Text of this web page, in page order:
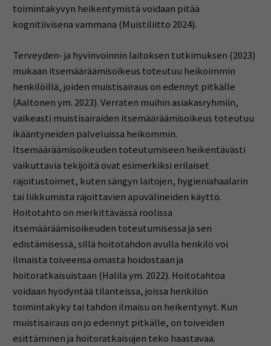
toimintakyvyn heikentymistä voidaan pitää
kognitiivisena vammana (Muistiliitto 2024).
Terveyden- ja hyvinvoinnin laitoksen tutkimuksen (2023)
mukaan itsemääräämisoikeus toteutuu heikoimmin
henkilöillä, joiden muistisairaus on edennyt pitkälle
(Aaltonen ym. 2023). Verraten muihin asiakasryhmiin,
vaikeasti muistisairaiden itsemääräämisoikeus toteutuu
ikääntyneiden palveluissa heikommin.
Itsemääräämisoikeuden toteutumiseen heikentävästi
vaikuttavia tekijöitä ovat esimerkiksi erilaiset
rajoitustoimet, kuten sängyn laitojen, hygieniahaalarin
tai liikkumista rajoittavien apuvälineiden käyttö.
Hoitotahto on merkittävässä roolissa
itsemääräämisoikeuden toteutumisessa ja sen
edistämisessä, sillä hoitotahdon avulla henkilö voi
ilmaista toiveensa omasta hoidostaan ja
hoitoratkaisuistaan (Halila ym. 2022). Hoitotahtoa
voidaan hyödyntää tilanteissa, joissa henkilön
toimintakyky tai tahdon ilmaisu on heikentynyt. Kun
muistisairaus on jo edennyt pitkälle, on toiveiden
esittäminen ja hoitoratkaisujen teko haastavaa.